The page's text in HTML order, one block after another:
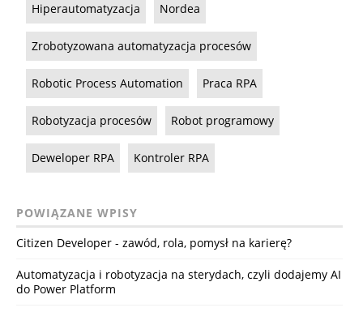
Hiperautomatyzacja Nordea
Zrobotyzowana automatyzacja procesów
Robotic Process Automation Praca RPA
Robotyzacja procesów Robot programowy
Deweloper RPA Kontroler RPA
POWIĄZANE WPISY
Citizen Developer - zawód, rola, pomysł na karierę?
Automatyzacja i robotyzacja na sterydach, czyli dodajemy AI
do Power Platform